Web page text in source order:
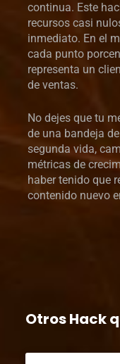
continua. Este
recursos casi
inmediato. En el
cada punto
representa un
de ventas.
No dejes que tu
de una bandeja
segunda vida,
métricas de
haber tenido que
contenido nuevo
Otros Hack